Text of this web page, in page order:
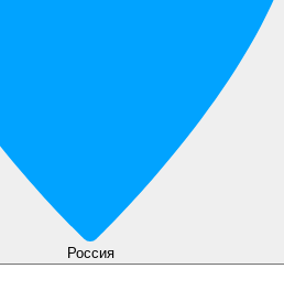
Россия